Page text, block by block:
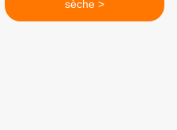
sèche >